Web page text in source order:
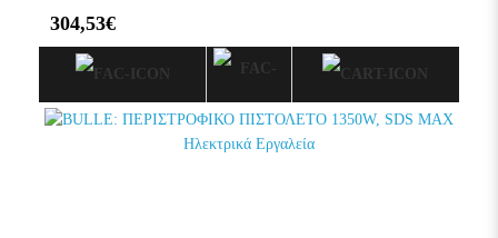
304,53€